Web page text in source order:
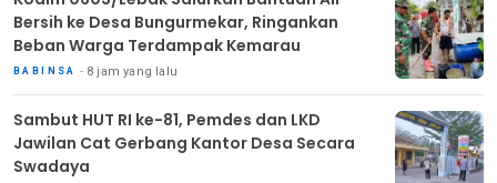
Bersih ke Desa Bungurmekar, Ringankan
Beban Warga Terdampak Kemarau
BABINSA 8 jam yang lalu
Sambut HUT RI ke-81, Pemdes dan LKD
Jawilan Cat Gerbang Kantor Desa Secara
Swadaya